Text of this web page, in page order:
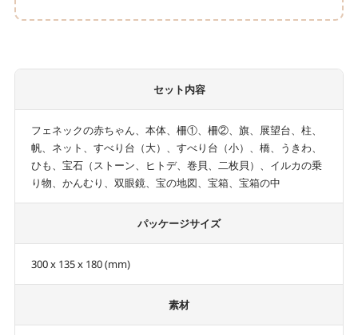
セット内容
フェネックの赤ちゃん、本体、柵①、柵②、旗、展望台、柱、
帆、ネット、すべり台（大）、すべり台（小）、橋、うきわ、
ひも、宝石（ストーン、ヒトデ、巻貝、二枚貝）、イルカの乗
り物、かんむり、双眼鏡、宝の地図、宝箱、宝箱の中
パッケージサイズ
300 x 135 x 180 (mm)
素材